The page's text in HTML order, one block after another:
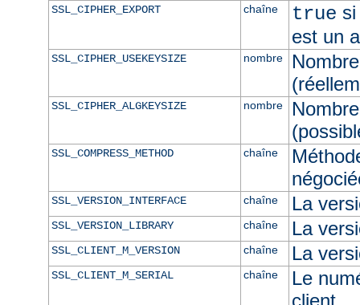
SSL_CIPHER_EXPORT chaîne true
est un
SSL_CIPHER_USEKEYSIZE nombre
SSL_CIPHER_ALGKEYSIZE nombre
SSL_COMPRESS_METHOD chaîne
SSL_VERSION_INTERFACE chaîne La
SSL_VERSION_LIBRARY chaîne La
SSL_CLIENT_M_VERSION chaîne La
SSL_CLIENT_M_SERIAL chaîne
Le
client